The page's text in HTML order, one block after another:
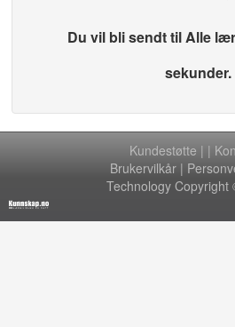
Du vil bli sendt til Alle
sekunder.
Kundestøtte | |
Brukervilkår |
Technology